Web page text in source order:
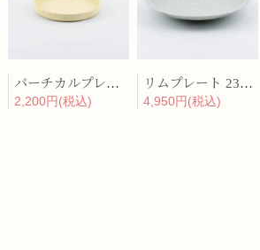
バーチカルプレート 15cm 化粧土
2,200円(税込)
リムプレート 23cm 呉須散
4,950円(税込)